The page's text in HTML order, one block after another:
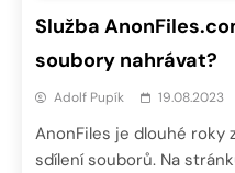
Služba
soubory nahrávat?
Adolf Pupík 19.08.2023
AnonFiles je dlouhé roky
sdílení souborů. Na